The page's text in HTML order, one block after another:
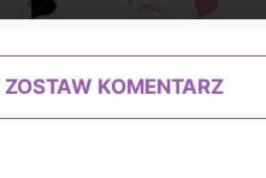
ZOSTAW KOMENTARZ